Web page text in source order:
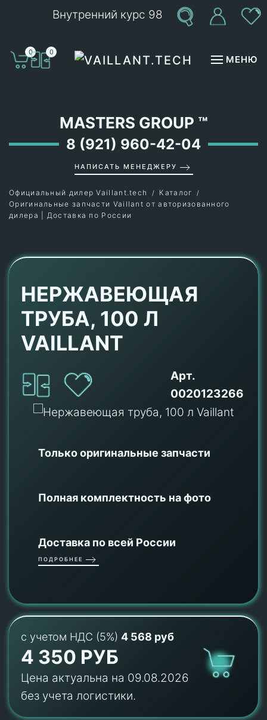
Внутренний курс 98
0 0
МЕНЮ
MASTERS GROUP ™
8 (921) 960-42-04
НАПИСАТЬ МЕНЕДЖЕРУ
Официальный дилер Vaillant.tech
Каталог
Оригинальные запчасти Vaillant от авторизованного
дилера | Доставка по России
НЕРЖАВЕЮЩАЯ
ТРУБА, 100 Л
VAILLANT
Арт.
0020123266
Только оригинальные запчасти
Полная комплектность на фото
Доставка по всей России
ПОДРОБНЕЕ
с учетом НДС (5%) 4 568 руб
4 350 РУБ
Цена актуальна на 09.08.2026
без учета логистики.